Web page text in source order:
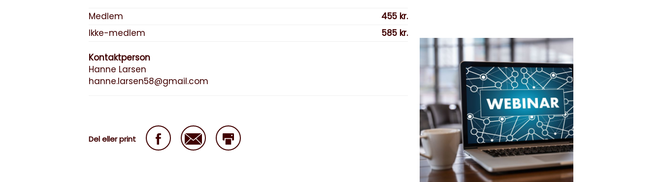
Medlem
455 kr.
Ikke-medlem
585 kr.
Kontaktperson
Hanne Larsen
hanne.larsen58@gmail.com
Del eller print